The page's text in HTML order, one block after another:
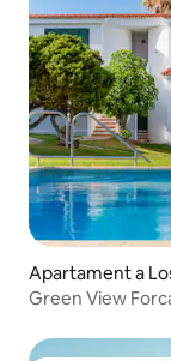
Apartament a
Green View